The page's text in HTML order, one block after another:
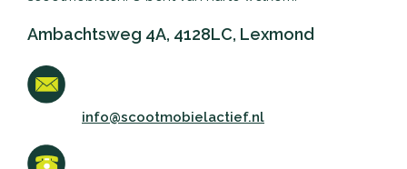
Ambachtsweg 4A, 4128LC, Lexmond
info@scootmobielactief.nl